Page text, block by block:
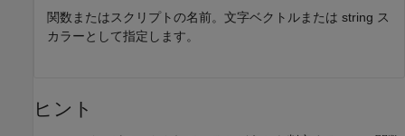
関数またはスクリプトの名前。文字ベクトルまたは string ス
カラーとして指定します。
ヒント